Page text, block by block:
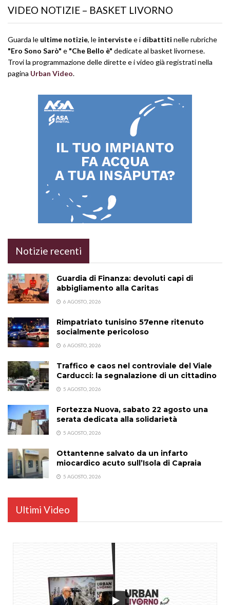
VIDEO NOTIZIE – BASKET LIVORNO
Guarda le ultime notizie, le intervistee i dibattiti nelle rubriche
"Ero Sono Sarò" e "Che Bello è" dedicate al basket livornese.
Trovi la programmazione delle dirette e i video già registrati nella
pagina Urban Video.
Notizie recenti
Guardia di Finanza: devoluti capi di
abbigliamento alla Caritas
6 AGOSTO, 2026
Rimpatriato tunisino 57enne ritenuto
socialmente pericoloso
6 AGOSTO, 2026
Traffico e caos nel controviale del Viale
Carducci: la segnalazione di un cittadino
5 AGOSTO, 2026
Fortezza Nuova, sabato 22 agosto una
serata dedicata alla solidarietà
5 AGOSTO, 2026
Ottantenne salvato da un infarto
miocardico acuto sull’Isola di Capraia
5 AGOSTO, 2026
Ultimi Video